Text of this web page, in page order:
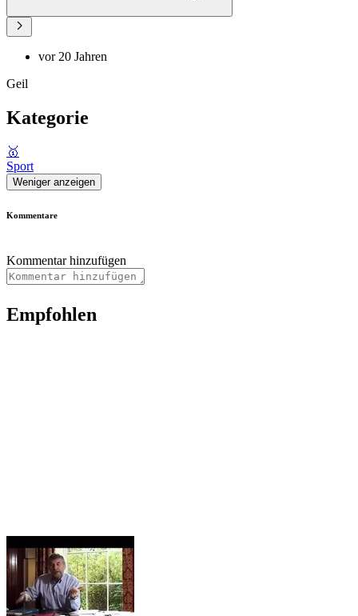
vor 20 Jahren
Geil
Kategorie
🥇
Sport
Weniger anzeigen
Kommentare
Kommentar hinzufügen
Empfohlen